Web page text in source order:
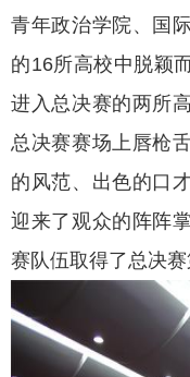
青年政治学院、国
的16所高校中脱颖
进入总决赛的两所
总决赛赛场上唇枪
的风范、出色的口
迎来了观众的阵阵
赛队伍取得了总决赛